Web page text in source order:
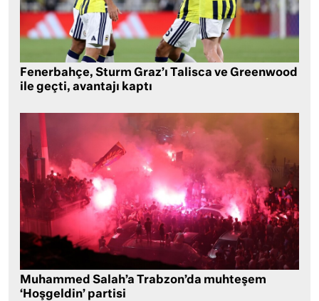
Fenerbahçe, Sturm Graz’ı Talisca ve Greenwood
ile geçti, avantajı kaptı
Muhammed Salah’a Trabzon’da muhteşem
‘Hoşgeldin’ partisi